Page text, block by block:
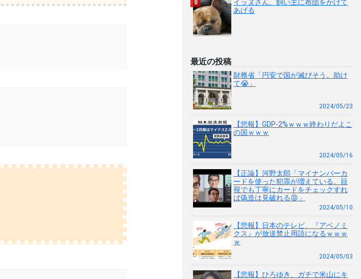
イッヌさん、飼い主に布団をかけて
あげる
最近の投稿
財務省「円安で国が滅びそう。助け
て😭」
2024/05/23
【悲報】GDP-2%ｗｗｗ終わりだよこ
の国ｗｗｗ
2024/05/16
【正論】河野太郎「マイナンバーカ
ードを使った犯罪が増えている。目
視でも丁寧にカードをチェックすれ
ば偽造は見破れる😡」
2024/05/10
【悲報】日本のテレビ、『アベノミ
クス』が放送禁止用語になるｗｗｗ
ｗ
2024/05/03
【悲報】ひろゆき、ガチで米山にキ